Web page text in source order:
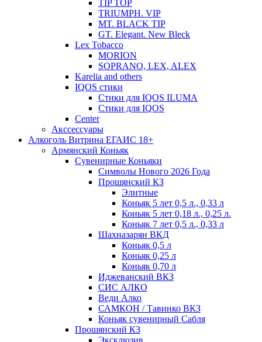
TIP TOP
TRIUMPH. VIP
MT. BLACK TIP
GT. Elegant. New Bleck
Lex Tobacco
MORION
SOPRANO, LEX, ALEX
Karelia and others
IQOS стики
Стики для IQOS ILUMA
Стики для IQOS
Сenter
Акссессуары
Алкоголь Витрина ЕГАИС 18+
Армянский Коньяк
Сувенирные Коньяки
Символы Нового 2026 Года
Прошянский КЗ
Элитные
Коньяк 5 лет 0,5 л., 0,33 л
Коньяк 5 лет 0,18 л., 0,25 л.
Коньяк 7 лет 0,5 л., 0,33 л
Шахназарян ВКД
Коньяк 0,5 л
Коньяк 0,25 л
Коньяк 0,70 л
Иджеванский ВКЗ
СИС АЛКО
Веди Алко
САМКОН / Тавинко ВКЗ
Коньяк сувенирный Сабля
Прошянский КЗ
Эксклюзив